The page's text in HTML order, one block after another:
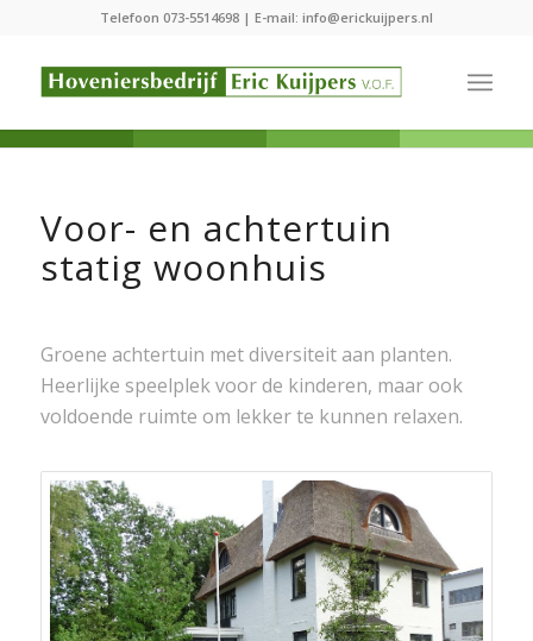
Telefoon 073-5514698| E-mail: info@erickuijpers.nl
Voor- en achtertuin
statig woonhuis
Groene achtertuin met diversiteit aan planten.
Heerlijke speelplek voor de kinderen, maar ook
voldoende ruimte om lekker te kunnen relaxen.